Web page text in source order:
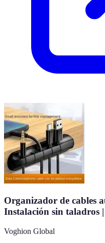
Organizador de cables
Instalación sin taladros
Voghion Global